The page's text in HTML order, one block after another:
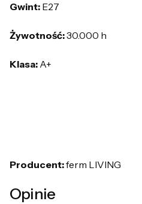
Gwint: E27
Żywotność:30.000 h
Klasa: A+
Producent:ferm LIVING
Opinie